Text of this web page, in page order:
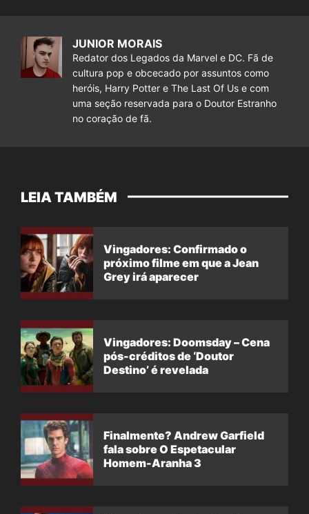
JUNIOR MORAIS
Redator dos Legados da Marvel e DC. Fã de
cultura pop e obcecado por assuntos como
heróis, Harry Potter e The Last Of Us e com
uma seção reservada para o Doutor Estranho
no coração de fã.
LEIA TAMBÉM
Vingadores: Confirmado o
próximo filme em que a Jean
Grey irá aparecer
Vingadores: Doomsday – Cena
pós-créditos de ‘Doutor
Destino’ é revelada
Finalmente? Andrew Garfield
fala sobre O Espetacular
Homem-Aranha 3